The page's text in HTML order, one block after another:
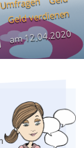
Geld verdienen
am12.04.2020